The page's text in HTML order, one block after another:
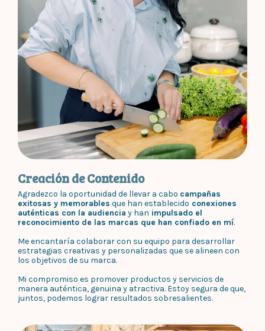
Creación de Contenido
Agradezco la oportunidad de llevar a cabo campañas
exitosas y memorables que han establecido conexiones
auténticas con la audiencia y han impulsado el
reconocimiento de las marcas que han confiado en mí.
Me encantaría colaborar con su equipo para desarrollar
estrategias creativas y personalizadas que se alineen con
los objetivos de su marca.
Mi compromiso es promover productos y servicios de
manera auténtica, genuina y atractiva. Estoy segura de que,
juntos, podemos lograr resultados sobresalientes.